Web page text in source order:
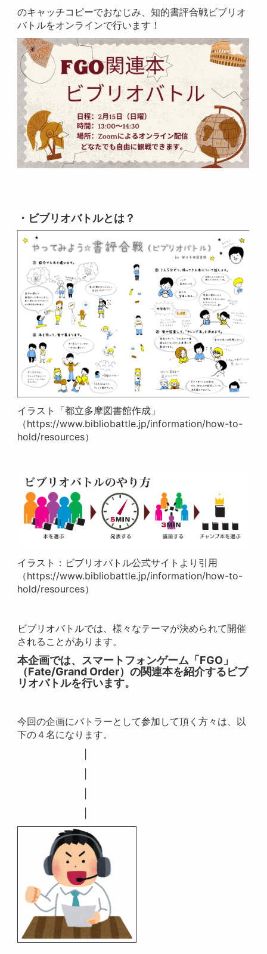
のキャッチコピーでおなじみ、知的書評合戦ビブリオ
バトルをオンラインで行います！
・ビブリオバトルとは？
イラスト「都立多摩図書館作成」
（https://www.bibliobattle.jp/information/how-to-
hold/resources）
イラスト：ビブリオバトル公式サイトより引用
（https://www.bibliobattle.jp/information/how-to-
hold/resources）
ビブリオバトルでは、様々なテーマが決められて開催
されることがあります。
本企画では、スマートフォンゲーム「FGO」
（Fate/Grand Order）の関連本を紹介するビブ
リオバトルを行います。
今回の企画にバトラーとして参加して頂く方々は、以
下の４名になります。